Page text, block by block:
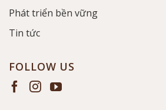
Phát triển bền vững
Tin tức
FOLLOW US